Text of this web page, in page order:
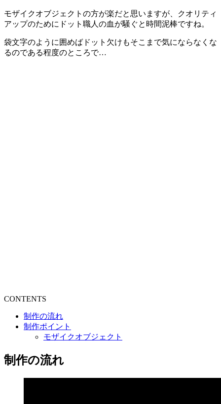
モザイクオブジェクトの方が楽だと思いますが、クオリティ
アップのためにドット職人の血が騒ぐと時間泥棒ですね。
袋文字のように囲めばドット欠けもそこまで気にならなくな
るのである程度のところで…
CONTENTS
制作の流れ
制作ポイント
モザイクオブジェクト
制作の流れ